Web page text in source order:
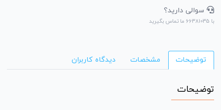
سوالی دارید؟
با 66381035 ما تماس بگیرید
توضیحات مشخصات دیدگاه کاربران
توضیحات